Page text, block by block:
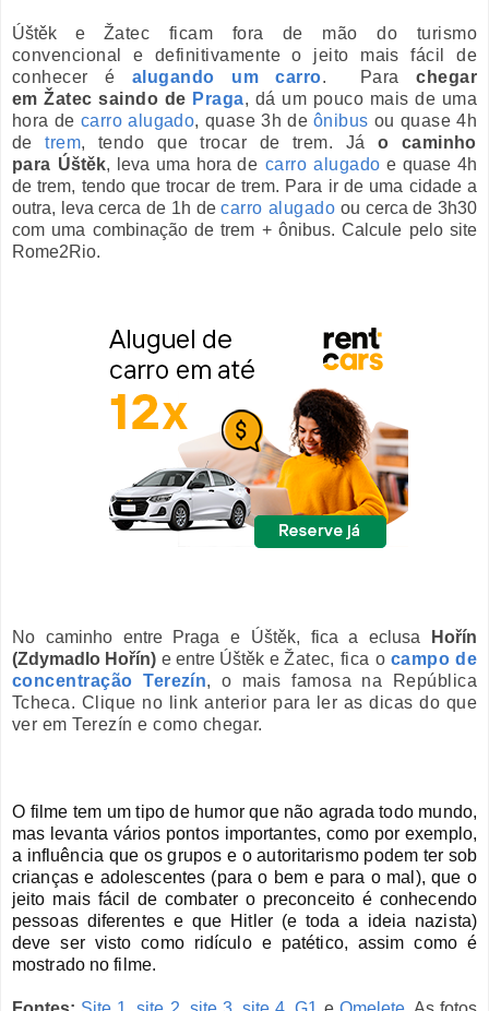
Úštěk e Žatec ficam fora de mão do turismo
convencional e definitivamente o jeito mais fácil de
conhecer é alugando um carro. Parachegar
emŽatec saindo de Praga, dá um pouco mais de uma
hora de carro alugado, quase 3h de ônibus ou quase 4h
detrem, tendo que trocar de trem. Já o caminho
para Úštěk, leva uma horade carro alugado e quase 4h
de trem, tendo que trocar de trem. Para ir de uma cidade a
outra, leva cerca de 1h decarro alugado ou cerca de 3h30
com uma combinação de trem + ônibus. Calcule pelo site
Rome2Rio.
No caminho entre Praga e Úštěk, fica a eclusa
Hořín
(Zdymadlo Hořín) e entre Úštěk eŽatec, fica o campo de
concentração Terezín, o mais famosa na República
Tcheca. Clique no link anterior para ler as dicas do que
ver em Terezín e como chegar.
O filme tem um tipo de humor que não agrada todo mundo,
mas levanta vários pontos importantes, como por exemplo,
a influência que os grupos e o autoritarismo podem ter sob
crianças e adolescentes (para o bem e para o mal), que o
jeito mais fácil de combater o preconceito é conhecendo
pessoas diferentes e que Hitler (e toda a ideia nazista)
deve ser visto como ridículo e patético, assim como é
mostrado no filme.